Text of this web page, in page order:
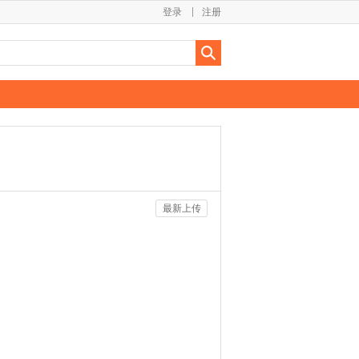
注册
登录
最新上传